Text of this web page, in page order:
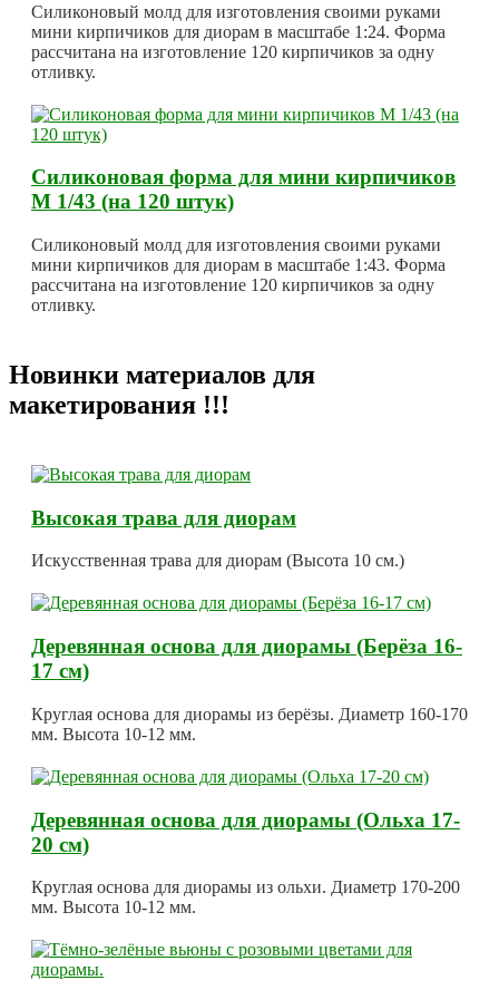
Силиконовый молд для изготовления своими руками
мини кирпичиков для диорам в масштабе 1:24. Форма
рассчитана на изготовление 120 кирпичиков за одну
отливку.
Силиконовая форма для мини кирпичиков
М 1/43 (на 120 штук)
Силиконовый молд для изготовления своими руками
мини кирпичиков для диорам в масштабе 1:43. Форма
рассчитана на изготовление 120 кирпичиков за одну
отливку.
Новинки материалов для
макетирования !!!
Высокая трава для диорам
Искусственная трава для диорам (Высота 10 см.)
Деревянная основа для диорамы (Берёза 16-
17 см)
Круглая основа для диорамы из берёзы. Диаметр 160-170
мм. Высота 10-12 мм.
Деревянная основа для диорамы (Ольха 17-
20 см)
Круглая основа для диорамы из ольхи. Диаметр 170-200
мм. Высота 10-12 мм.